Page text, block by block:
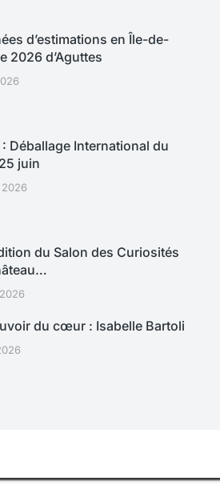
d’estimations en Île-de-
2026 d’Aguttes
: Déballage International du
juin
du Salon des Curiosités
du cœur : Isabelle Bartoli